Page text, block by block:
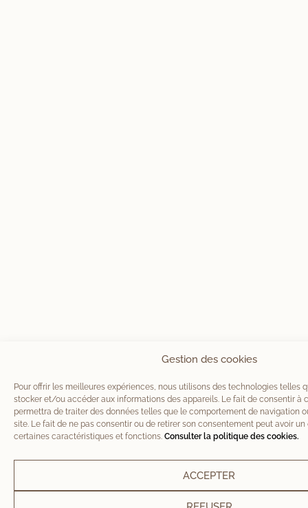
Gestion des cookies
Pour offrir les meilleures expériences, nous utilisons des technologies telles
stocker et/ou accéder aux informations des appareils. Le fait de consentir à
permettra de traiter des données telles que le comportement de navigation
site. Le fait de ne pas consentir ou de retirer son consentement peut avoir
certaines caractéristiques et fonctions. Consulter la politique des cookies.
ACCEPTER